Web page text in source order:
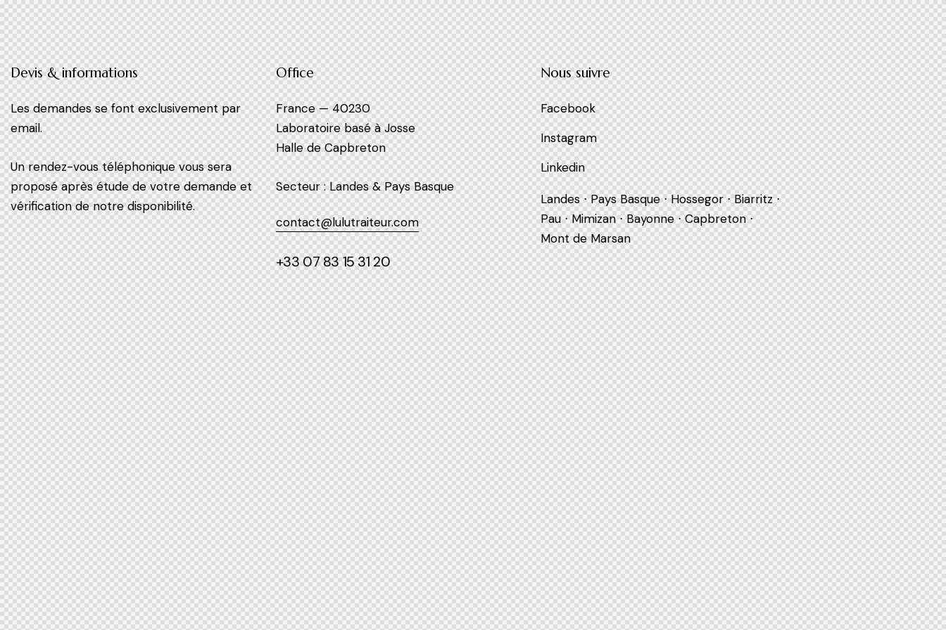
Devis & informations
Les demandes se font exclusivement par
email.
Un rendez-vous téléphonique vous sera
proposé après étude de votre demande et
vérification de notre disponibilité.
Office
France — 40230
Laboratoire basé à Josse
Halle de Capbreton
Secteur : Landes & Pays Basque
contact@lulutraiteur.com
+33 07 83 15 31 20
Nous suivre
Facebook
Instagram
Linkedin
Landes ⋅ Pays Basque ⋅ Hossegor ⋅ Biarritz ⋅
Pau ⋅ Mimizan ⋅ Bayonne ⋅ Capbreton ⋅
Mont de Marsan